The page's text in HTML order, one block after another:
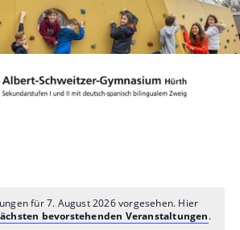
für 7. August 2026 vorgesehen. Hier
bevorstehenden Veranstaltungen.